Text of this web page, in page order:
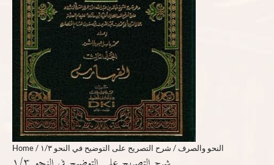
Home/ النحو والصرف/ شرح التصريح على التوضيح في النحو ١/٣